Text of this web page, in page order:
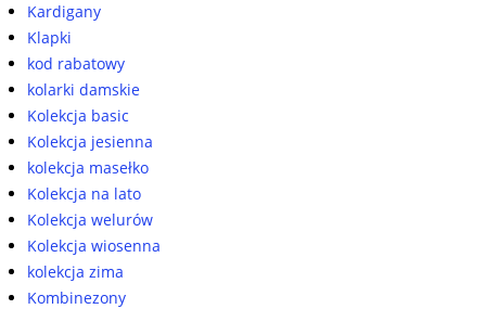
Kardigany
Klapki
kod rabatowy
kolarki damskie
Kolekcja basic
Kolekcja jesienna
kolekcja masełko
Kolekcja na lato
Kolekcja welurów
Kolekcja wiosenna
kolekcja zima
Kombinezony